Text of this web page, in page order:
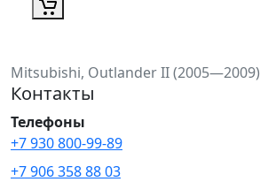
Mitsubishi, Outlander II (2005—2009)
Контакты
Телефоны
+7 930 800-99-89
+7 906 358 88 03